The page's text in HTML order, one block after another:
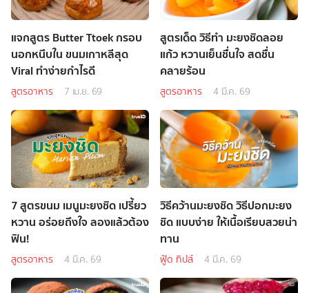
แจกสูตร Butter Ttoek กรอบ
นอกหนึบใน ขนมเกาหลีสุด
Viral ทำง่ายกำไรดี
สูตรอาหาร 7 เม.ย. 69
สูตรเด็ด วิธีทำ มะยงชิดลอย
แก้ว หวานเย็นชื่นใจ สดชื่น
คลายร้อน
สูตรอาหาร 4 มี.ค. 69
7 สูตรขนม เมนูมะยงชิด เปรี้ยว
หวาน อร่อยถึงใจ ลองแล้วต้อง
ฟิน!
สูตรอาหาร 4 มี.ค. 69
วิธีคว้านมะยงชิด วิธีปอกมะยง
ชิด แบบง่าย ให้เนื้อเรียบสวยน่า
ทาน
ฟู้ด ทิปส์ 4 มี.ค. 69